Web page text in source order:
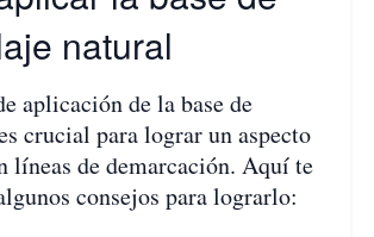
natural
aplicación de la base de
crucial para lograr un aspecto
líneas de demarcación. Aquí te
consejos para lograrlo: